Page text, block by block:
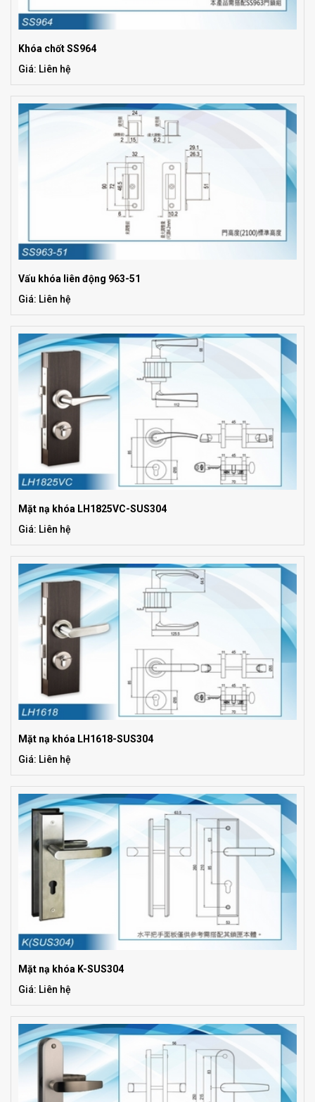
Khóa chốt SS964
Giá: Liên hệ
Vấu khóa liên động 963-51
Giá: Liên hệ
Mặt nạ khóa LH1825VC-SUS304
Giá: Liên hệ
Mặt nạ khóa LH1618-SUS304
Giá: Liên hệ
Mặt nạ khóa K-SUS304
Giá: Liên hệ